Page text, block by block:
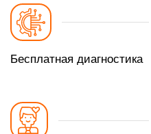
Бесплатная диагностика